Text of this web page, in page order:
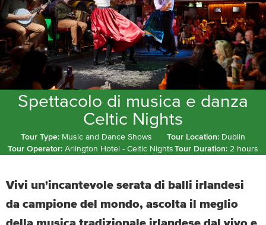
Spettacolo di musica e danza
Celtic Nights
Tour Type: Music and Dance Shows Tour Location: Dublin
Tour Operator: Arlington Hotel - Celtic Nights Tour Duration:2 hours
Vivi un'incantevole serata di balli irlandesi
da campione del mondo, ascolta il meglio